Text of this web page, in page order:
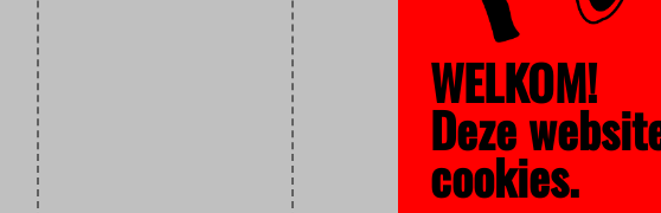
WELKOM!
Deze
cookies.